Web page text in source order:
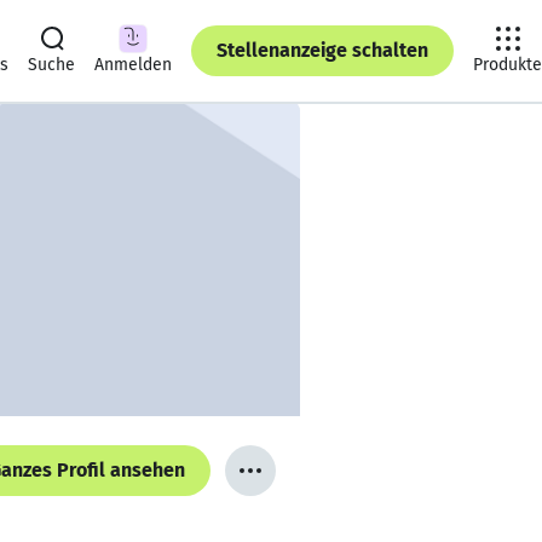
Suche Anmelden
Stellenanzeige schalten
Produkte
Profil ansehen